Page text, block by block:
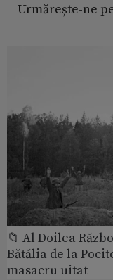
Urmărește-ne
📁 Al Doilea
Bătălia de la
masacru uitat